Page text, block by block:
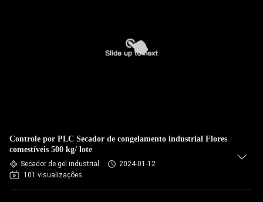
Controle por PLC Secador de congelamento industrial Flores
comestíveis 500 kg/ lote
Secador de gel industrial
2024-01-12
101 visualizações